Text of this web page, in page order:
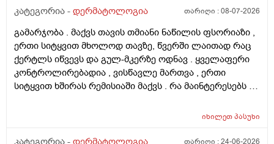
შუბლის ხაზიც გადაწეულია უკვე აშკარად . ჩემი
ჩამატება და გახშირება , თუ არის მიზანშეწონილი და
გამართლებილი სკალპის ფსორიაზის დროს ? არ
მინდა რომ ამ პროცედურებმა კიდევ უფრო
გამიღიანოს . თუ გააგრძელებს იმავე ფორმით
არსებობას თანახმა ვარ ერთი სიტყით . მოკლედ
ფსორიაზის დროს და არის თუ არა პრაქტიკაში ვინც
კატეგორია - დერმატოლოგია თარიღი :08-07-2026
გამარჯობა . მაქვს თავის თმიანი ნაწილის ფსორიაზი ,
ერთი სიტყვით მხოლოდ თავზე, წვერში ლაითად რაც
ქერტლს იწვევს და გულ-მკერზე ოდნავ . ყველაფერი
კონტროლირებადია , ვისწავლე მართვა , ერთი
სიტყვით ხშირას რემისიაში მაქვს . რა მაინტერესებს -
კისერი , ყელი , მუცელი , საჯდომი , ხელი , ფეხი და ა.შ
და ყელზე და დაახლოებით 2 წელია გავწყვიტე ,
იხილეთპასუხი
თარიღი :24-06-2026